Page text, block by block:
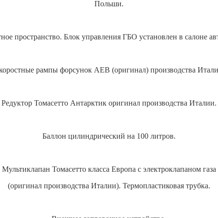
Польши.
пространство. Блок управления ГБО установлен в салоне
рампы форсунок AEB (оригинал) производства
Редуктор Томасетто Антарктик оригинал производства Италии.
Баллон цилиндрический на 100 литров.
Мультиклапан Томасетто класса Европа с электроклапаном газа
(оригинал производства Италии). Термопластиковая трубка.